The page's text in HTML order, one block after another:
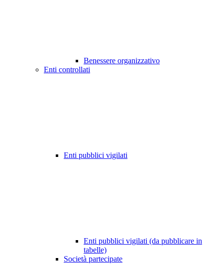
Benessere organizzativo
Enti controllati
Enti pubblici vigilati
Enti pubblici vigilati (da pubblicare in
tabelle)
Società partecipate